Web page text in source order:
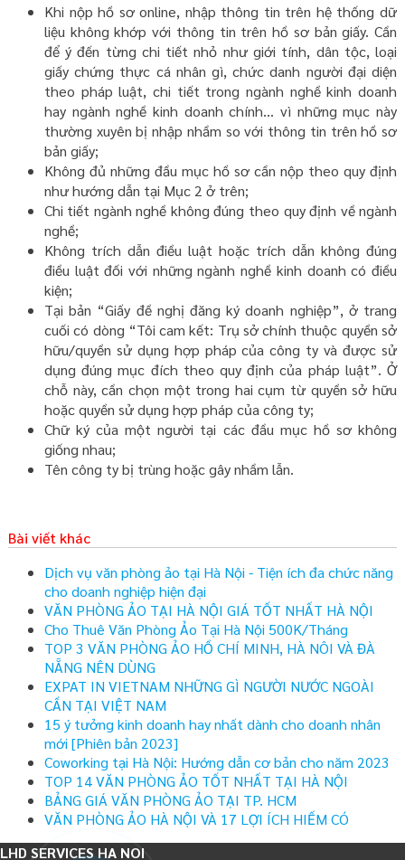
Khi nộp hồ sơ online, nhập thông tin trên hệ thống dữ
liệu không khớp với thông tin trên hồ sơ bản giấy. Cần
để ý đến từng chi tiết nhỏ như giới tính, dân tộc, loại
giấy chứng thực cá nhân gì, chức danh người đại diện
theo pháp luật, chi tiết trong ngành nghề kinh doanh
hay ngành nghề kinh doanh chính... vì những mục này
thường xuyên bị nhập nhầm so với thông tin trên hồ sơ
bản giấy;
Không đủ những đầu mục hồ sơ cần nộp theo quy định
như hướng dẫn tại Mục 2 ở trên;
Chi tiết ngành nghề không đúng theo quy định về ngành
nghề;
Không trích dẫn điều luật hoặc trích dẫn không đúng
điều luật đối với những ngành nghề kinh doanh có điều
kiện;
Tại bản “Giấy đề nghị đăng ký doanh nghiệp”, ở trang
cuối có dòng “Tôi cam kết: Trụ sở chính thuộc quyền sở
hữu/quyền sử dụng hợp pháp của công ty và được sử
dụng đúng mục đích theo quy định của pháp luật”. Ở
chỗ này, cần chọn một trong hai cụm từ quyền sở hữu
hoặc quyền sử dụng hợp pháp của công ty;
Chữ ký của một người tại các đầu mục hồ sơ không
giống nhau;
Tên công ty bị trùng hoặc gây nhầm lẫn.
Bài viết khác
Dịch vụ văn phòng ảo tại Hà Nội - Tiện ích đa chức năng
cho doanh nghiệp hiện đại
VĂN PHÒNG ẢO TẠI HÀ NỘI GIÁ TỐT NHẤT HÀ NỘI
Cho Thuê Văn Phòng Ảo Tại Hà Nội 500K/Tháng
TOP 3 VĂN PHÒNG ẢO HỒ CHÍ MINH, HÀ NÔI VÀ ĐÀ
NẴNG NÊN DÙNG
EXPAT IN VIETNAM NHỮNG GÌ NGƯỜI NƯỚC NGOÀI
CẦN TẠI VIỆT NAM
15 ý tưởng kinh doanh hay nhất dành cho doanh nhân
mới [Phiên bản 2023]
Coworking tại Hà Nội: Hướng dẫn cơ bản cho năm 2023
TOP 14 VĂN PHÒNG ẢO TỐT NHẤT TẠI HÀ NỘI
BẢNG GIÁ VĂN PHÒNG ẢO TẠI TP. HCM
VĂN PHÒNG ẢO HÀ NỘI VÀ 17 LỢI ÍCH HIẾM CÓ
LHD SERVICES HA NOI